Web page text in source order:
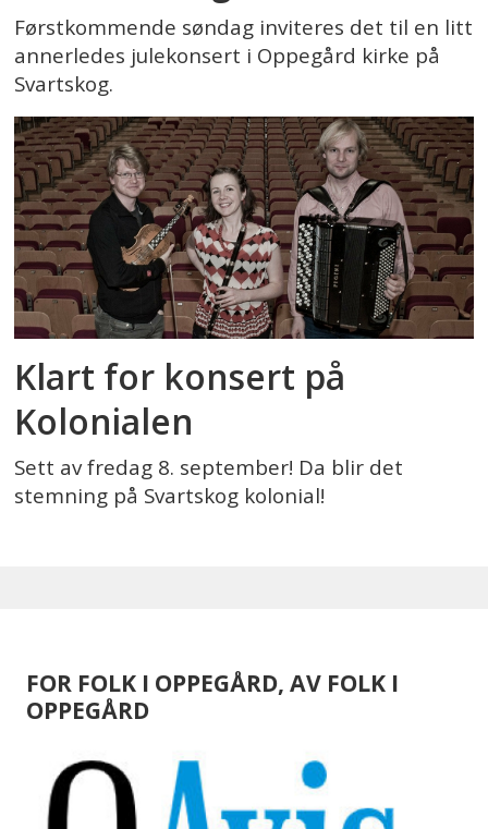
Førstkommende søndag inviteres det til en litt
annerledes julekonsert i Oppegård kirke på
Svartskog.
Klart for konsert på
Kolonialen
Sett av fredag 8. september! Da blir det
stemning på Svartskog kolonial!
FOR FOLK I OPPEGÅRD, AV FOLK I
OPPEGÅRD